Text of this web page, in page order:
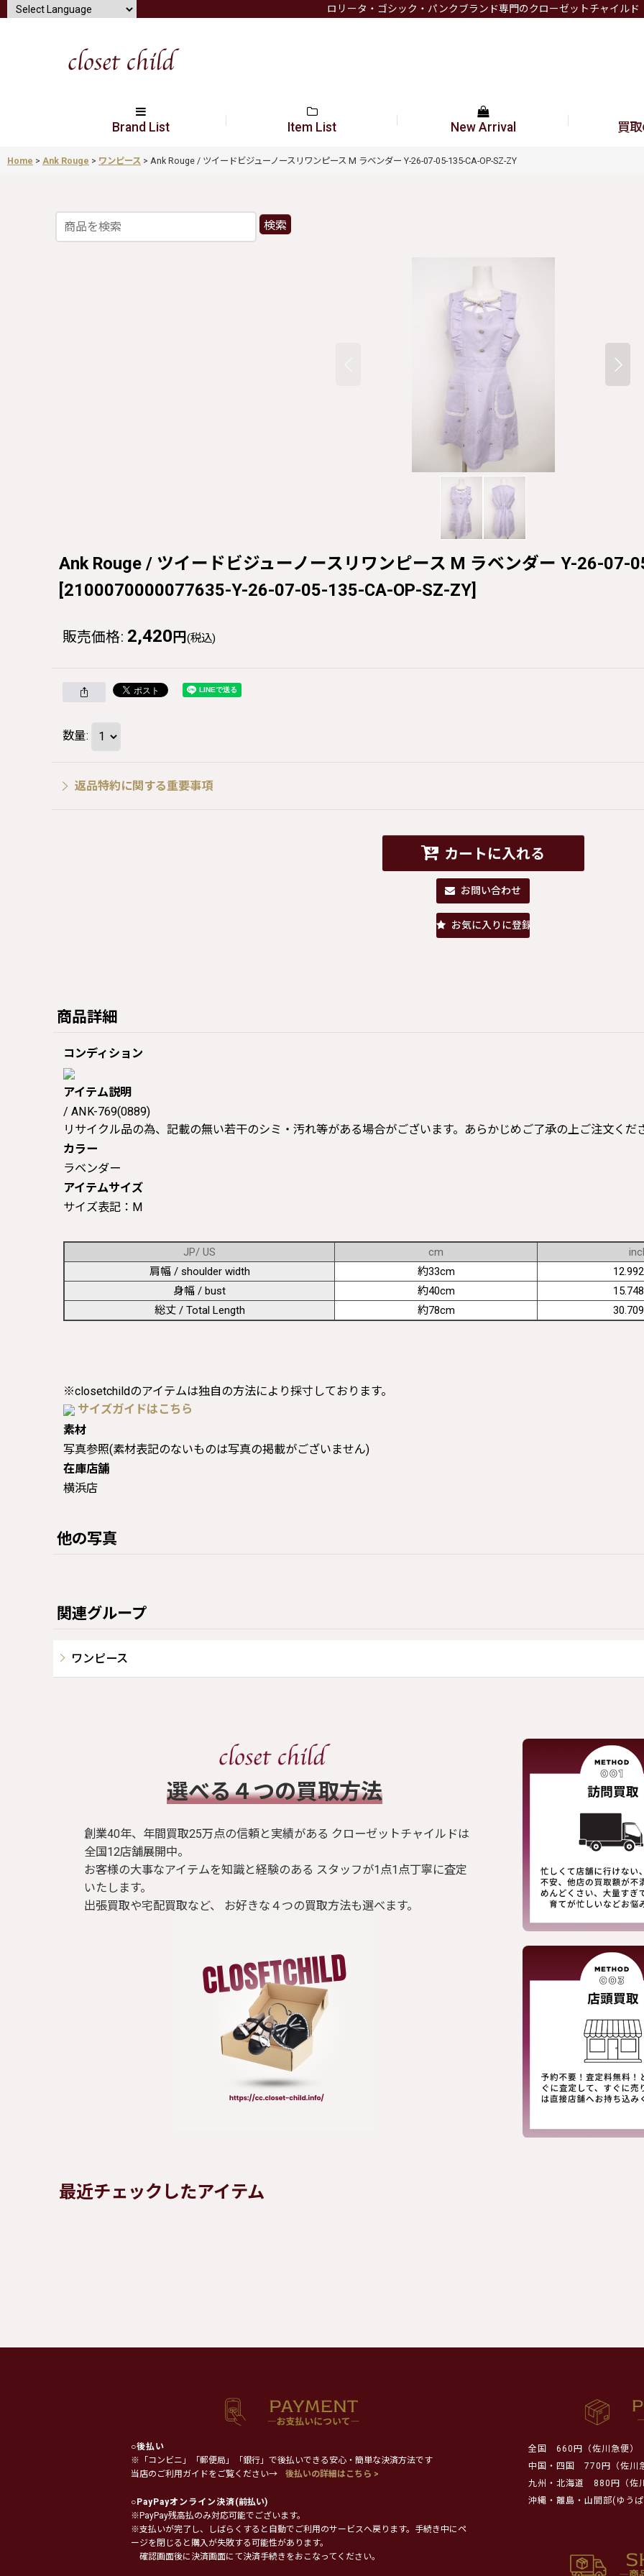
ロリータ・ゴシック・パンクブランド専門のクローゼットチャイルド
Brand List Item List New Arrival 買
Home > Ank Rouge > ワンピース > Ank Rouge / ツイードビジューノースリワンピース M ラベンダー Y-26-07-05-135-CA-OP-SZ-ZY
検索
Ank Rouge / ツイードビジューノースリワンピース M ラベンダー Y-26-07-
[2100070000077635-Y-26-07-05-135-CA-OP-SZ-ZY]
販売価格: 2,420 円 (税込)
数量:
返品特約に関する重要事項
カートに入れる
お問い合わせ
お気に入りに登録
商品詳細
コンディション
アイテム説明
/ ANK-769(0889)
リサイクル品の為、記載の無い若干のシミ・汚れ等がある場合がございます。あらかじめご了承の上ご注文くだ
カラー
ラベンダー
アイテムサイズ
サイズ表記：M
JP/ US cm
肩幅 / shoulder width
約33cm
身幅 / bust
約40cm
総丈 / Total Length
約78cm
※closetchildのアイテムは独自の方法により採寸しております。
サイズガイドはこちら
素材
写真参照(素材表記のないものは写真の掲載がございません)
在庫店舗
横浜店
他の写真
関連グループ
ワンピース
​選べる４つの買取方法
創業40年、年間買取25万点の信頼と実績がある クローゼットチャイルドは
全国12店舗展開中。
お客様の大事なアイテムを知識と経験のある スタッフが1点1点丁寧に査定
いたします。
出張買取や宅配買取など、 お好きな４つの買取方法も選べます。
最近チェックしたアイテム
○後払い
※「コンビニ」「郵便局」「銀行」で後払いできる安心・簡単な決済方法です
当店のご利用ガイドをご覧ください→
後払いの詳細はこちら >
○PayPayオンライン決済(前払い)
※PayPay残高払のみ対応可能でございます。
※支払いが完了し、しばらくすると自動でご利用のサービスへ戻ります。手続き中にペ
ージを閉じると購入が失敗する可能性があります。
確認画面後に決済画面にて決済手続きをおこなってください。
全国
660円（佐川急便）
中国・四国
770円（佐川
九州・北海道
880円（佐
沖縄・離島・山間部(ゆう